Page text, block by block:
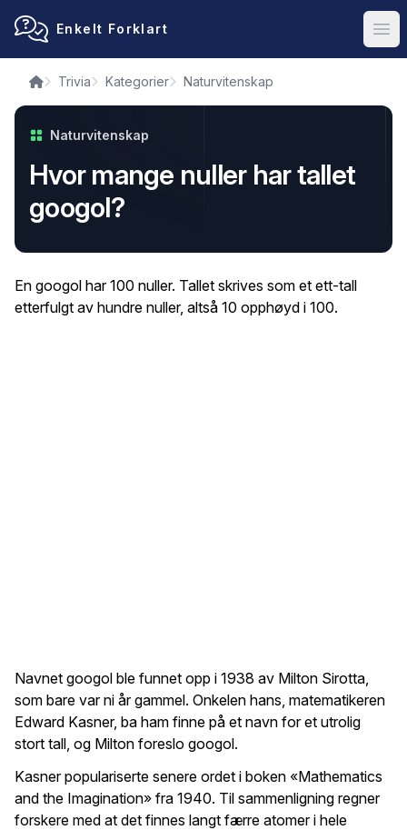
Enkelt Forklart
Trivia Kategorier Naturvitenskap
Naturvitenskap
Hvor mange nuller har tallet
googol?
En googol har 100 nuller. Tallet skrives som et ett-tall
etterfulgt av hundre nuller, altså 10 opphøyd i 100.
Navnet googol ble funnet opp i 1938 av Milton Sirotta,
som bare var ni år gammel. Onkelen hans, matematikeren
Edward Kasner, ba ham finne på et navn for et utrolig
stort tall, og Milton foreslo googol.
Kasner populariserte senere ordet i boken «Mathematics
and the Imagination» fra 1940. Til sammenligning regner
forskere med at det finnes langt færre atomer i hele